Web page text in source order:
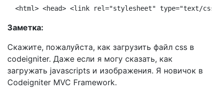
<html> <head> <link rel="stylesheet" type="text/
Заметка:
Скажите, пожалуйста, как загрузить файл css в
codeigniter. Даже если я могу сказать, как
загружать javascripts и изображения. Я новичок в
Codeigniter MVC Framework.